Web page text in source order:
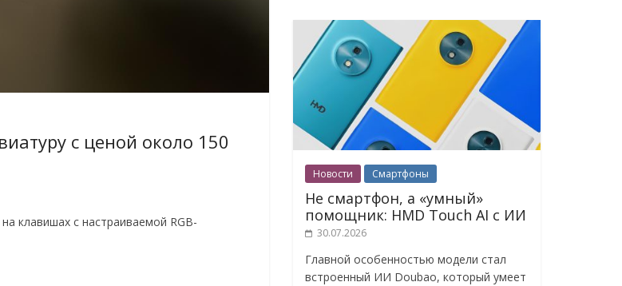
с ценой около 150
клавишах с настраиваемой RGB-
Новости Смартфоны
Не смартфон, а «умный»
помощник: HMD Touch AI с ИИ
30.07.2026
Главной особенностью модели стал
встроенный ИИ Doubao, который умеет